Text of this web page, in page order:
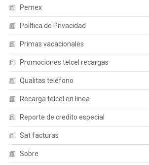
Pemex
Política de Privacidad
Primas vacacionales
Promociones telcel recargas
Qualitas teléfono
Recarga telcel en linea
Reporte de credito especial
Sat facturas
Sobre